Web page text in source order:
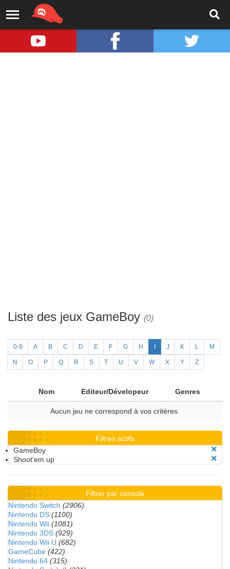
Liste des jeux GameBoy (0)
0-9 A B C D E F G H J K L M
N O P Q R S T U V W X Y Z
Nom Editeur/Dévelopeur Genres
Aucun jeu ne correspond à vos critères.
Filtres actifs
GameBoy
Shoot'em up
Filtrer par console
Nintendo Switch (2906)
Nintendo DS (1100)
Nintendo Wii (1081)
Nintendo 3DS (929)
Nintendo Wii U (682)
GameCube (422)
Nintendo 64 (315)